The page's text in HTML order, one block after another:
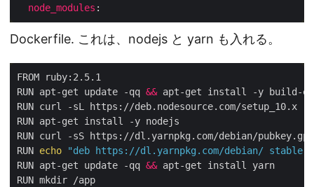
node_modules :
Dockerfile. これは、nodejs と yarn も入れる。
FROM ruby:2.5.1
RUN apt-get update -qq && apt-get install -y build-
RUN curl -sL https://deb.nodesource.com/setup_10.x |
RUN apt-get install -y nodejs
RUN curl -sS https://dl.yarnpkg.com/debian/
RUN echo
"deb https://dl.yarnpkg.com/debian/ stable
RUN apt-get update -qq && apt-get install yarn
RUN mkdir /app